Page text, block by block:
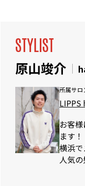
STYLIST
原山竣介
所属サロ
LIPPS
お客
ます！
横浜で
人気